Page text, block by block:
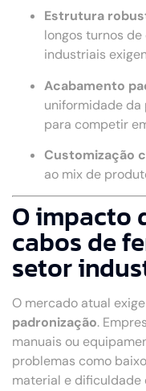
Estrutura
longos turnos
industriais
Acabamento
uniformidade da
para competir
Customização
ao mix de
O impacto
cabos de
setor
O mercado atual exige
padronização.
manuais ou
problemas como
material e dificuldade